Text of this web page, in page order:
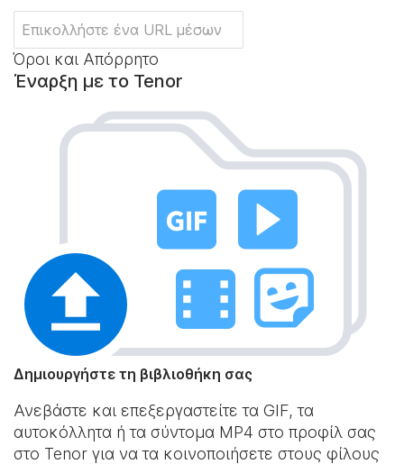
Όροι και Απόρρητο
Έναρξη με το Tenor
Δημιουργήστε τη βιβλιοθήκη σας
Ανεβάστε και επεξεργαστείτε τα GIF, τα
αυτοκόλλητα ή τα σύντομα MP4 στο προφίλ σας
στο Tenor για να τα κοινοποιήσετε στους φίλους